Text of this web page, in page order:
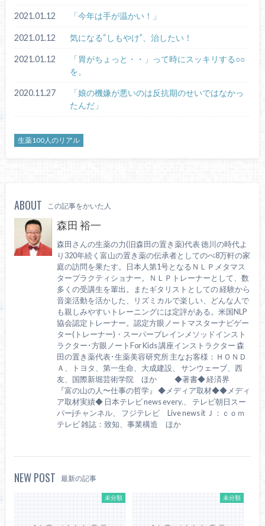
2021.01.12 「今年は手が温かい！」
2021.01.12 気になる“しもやけ”、治したい！
2021.01.12
「胃がちょっと・・」って時にスッキリする○○
を。
2020.11.27
「娘の機嫌が悪いのは反抗期のせいではなかっ
たんだ」
生薬100人のリアル
ABOUT この記事をかいた人
森田 裕一
森田さんの生薬の力(旧森田の置き薬)代表 徳川の時代よ
り320年続く富山の置き薬の伝承者としてのべ8万軒の家
庭の訪問を果たす。日本人第1号となるＮＬＰメタマス
タープラクティショナー。ＮＬＰトレーナーとして、数
多くの受講生を輩出。またギタリストとしての 経験から
音楽活動を活かした、リズミカルで楽しい、どんな人で
も親しみやすいトレーニングには定評がある。米国NLP
協会認定トレーナー。認定方眼ノートマスターナビゲー
ター(トレーナー)・スーパーブレインメソッドインスト
ラクター･方眼ノートFor Kids 講座インストラクター 森
田の置き薬代表･生薬美容研究所 主なお客様：ＨＯＮＤ
Ａ、トヨタ、第一生命、大成建設、 サンウェーブ、西
友、国際新堀芸術学院 ほか ◆著書◆ 経済界
『富の山の人〜仕事の哲学』 ◆メディア取材◆◆メディ
ア取材実績◆ 日本テレビ news every.、 テレビ朝日スー
パーjチャンネル、 フジテレビ Live news it Ｊ：ｃｏｍ
テレビ 雑誌：致知、事業構造 ほか
NEW POST 最新の記事
未分類 未分類